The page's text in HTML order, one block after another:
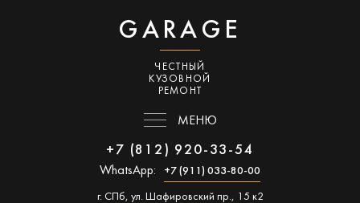
GARAGE
ЧЕСТНЫЙ
КУЗОВНОЙ
РЕМОНТ
МЕНЮ
+7 (812) 920-33-54
WhatsApp: +7 (911) 033-80-00
г. СПб, ул. Шафировский пр., 15 к2